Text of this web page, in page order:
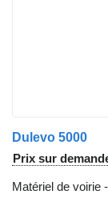
Dulevo 5000
Prix sur
Matériel de voirie